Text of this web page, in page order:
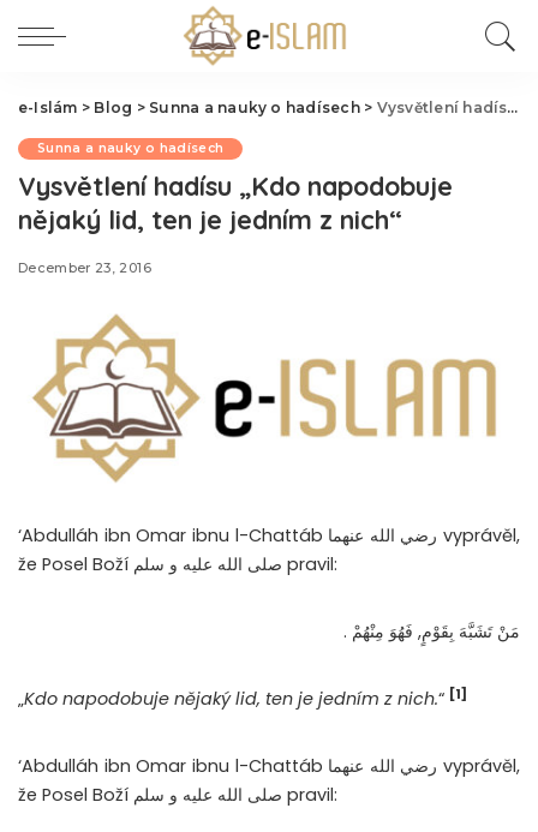
e-Islám > Blog > Sunna a nauky o hadísech> Vysvětlení hadísu „Kdo napodobuje nějaký lid, ten je jedním z nich“
Sunna a nauky o hadísech
Vysvětlení hadísu „Kdo napodobuje
nějaký lid, ten je jedním z nich“
December 23, 2016
‘Abdulláh ibn Omar ibnu l-Chattáb رضي الله عنهما vyprávěl,
že Posel Boží صلى الله عليه و سلم pravil:
مَنْ تَشَبَّهَ بِقَوْمٍ, فَهُوَ مِنْهُمْ .
„Kdo napodobuje nějaký lid, ten je jedním z nich.“ [1]
‘Abdulláh ibn Omar ibnu l-Chattáb رضي الله عنهما vyprávěl,
že Posel Boží صلى الله عليه و سلم pravil: